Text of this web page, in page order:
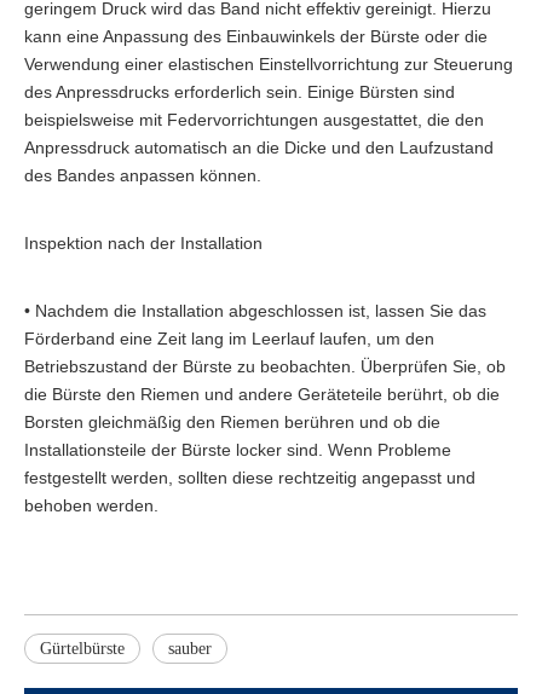
geringem Druck wird das Band nicht effektiv gereinigt. Hierzu
kann eine Anpassung des Einbauwinkels der Bürste oder die
Verwendung einer elastischen Einstellvorrichtung zur Steuerung
des Anpressdrucks erforderlich sein. Einige Bürsten sind
beispielsweise mit Federvorrichtungen ausgestattet, die den
Anpressdruck automatisch an die Dicke und den Laufzustand
des Bandes anpassen können.
Inspektion nach der Installation
• Nachdem die Installation abgeschlossen ist, lassen Sie das
Förderband eine Zeit lang im Leerlauf laufen, um den
Betriebszustand der Bürste zu beobachten. Überprüfen Sie, ob
die Bürste den Riemen und andere Geräteteile berührt, ob die
Borsten gleichmäßig den Riemen berühren und ob die
Installationsteile der Bürste locker sind. Wenn Probleme
festgestellt werden, sollten diese rechtzeitig angepasst und
behoben werden.
Gürtelbürste sauber
Kunststoffindustrie